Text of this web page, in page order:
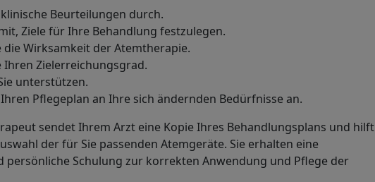
Beurteilungen durch.
Ziele für Ihre Behandlung festzulegen.
die Wirksamkeit der Atemtherapie.
Ihren Zielerreichungsgrad.
unterstützen.
Ihren Pflegeplan an Ihre sich ändernden Bedürfnisse an.
sendet Ihrem Arzt eine Kopie Ihres Behandlungsplans und hilft
der für Sie passenden Atemgeräte. Sie erhalten eine
persönliche Schulung zur korrekten Anwendung und Pflege der